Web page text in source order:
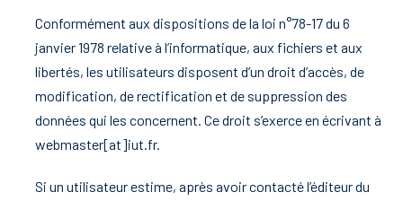
Conformément aux dispositions de la loi n°78-17 du 6
janvier 1978 relative à l’informatique, aux fichiers et aux
libertés, les utilisateurs disposent d’un droit d’accès, de
modification, de rectification et de suppression des
données qui les concernent. Ce droit s’exerce en écrivant à
webmaster[at]iut.fr.
Si un utilisateur estime, après avoir contacté l’éditeur du